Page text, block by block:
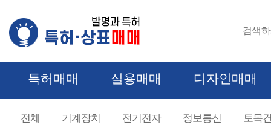
특허매매 실용매매 디자인매매
전체 기계장치 전기전자 정보통신 토목